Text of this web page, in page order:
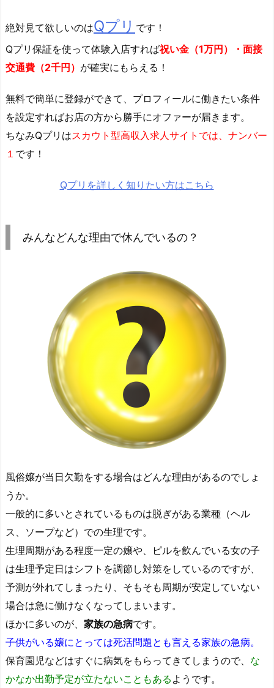
絶対見て欲しいのはQプリ です！
Qプリ保証を使って体験入店すれば祝い金（1万円）・面接
交通費（2千円） が確実にもらえる！
無料で簡単に登録ができて、プロフィールに働きたい条件
を設定すればお店の方から勝手にオファーが届きます。
ちなみQプリはスカウト型高収入求人サイトでは、ナンバー
１ です！
Qプリを詳しく知りたい方はこちら
みんなどんな理由で休んでいるの？
風俗嬢が当日欠勤をする場合はどんな理由があるのでしょ
うか。
一般的に多いとされているものは脱ぎがある業種（ヘル
ス、ソープなど）での生理です。
生理周期がある程度一定の嬢や、ピルを飲んでいる女の子
は生理予定日はシフトを調節し対策をしているのですが、
予測が外れてしまったり、そもそも周期が安定していない
場合は急に働けなくなってしまいます。
ほかに多いのが、 家族の急病です。
子供がいる嬢にとっては死活問題とも言える家族の急病。
保育園児などはすぐに病気をもらってきてしまうので、 な
かなか出勤予定が立たないこともある ようです。